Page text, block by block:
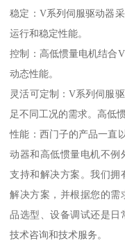
稳定：V系列伺服驱动器
运行和稳定性能。
控制：高低惯量电机结合
动态性能。
灵活可定制：V系列伺服
足不同工况的需求。高低
性能：西门子的产品一直
动器和高低惯量电机不例
支持和解决方案。我们拥
解决方案，并根据您的需
品选型、设备调试还是日
技术咨询和技术服务。